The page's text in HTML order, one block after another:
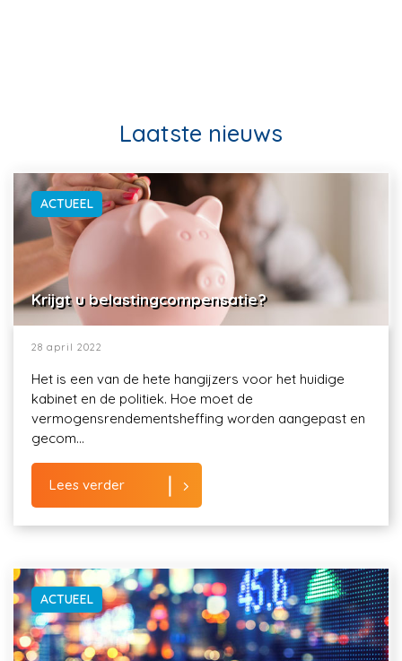
Laatste nieuws
ACTUEEL
Krijgt u belastingcompensatie?
28 april 2022
Het is een van de hete hangijzers voor het huidige
kabinet en de politiek. Hoe moet de
vermogensrendementsheffing worden aangepast en
gecom...
Lees verder
ACTUEEL